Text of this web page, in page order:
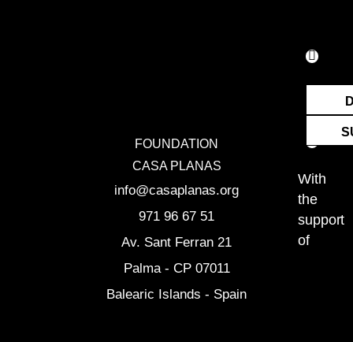
FOUNDATION
CASA PLANAS
info@casaplanas.org
971 96 67 51
Av. Sant Ferran 21
Palma - CP 07011
Balearic Islands - Spain
F
b
o
o
k
I
a
g
r
a
E
l
o
p
e
With
the
support
of